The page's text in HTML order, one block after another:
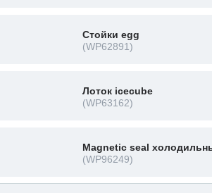
Стойки egg
(WP62891)
Лоток icecube
(WP63162)
Magnetic seal
(WP96249)